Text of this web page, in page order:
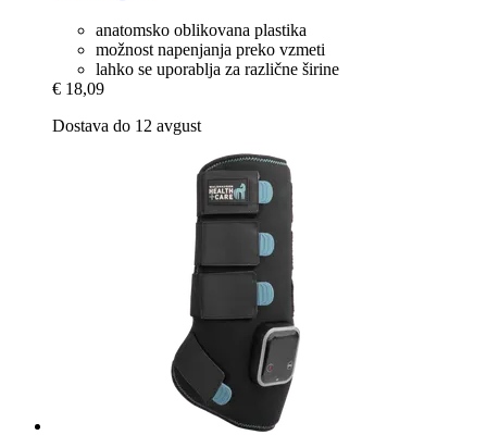
anatomsko oblikovana plastika
možnost napenjanja preko vzmeti
lahko se uporablja za različne širine
€ 18,09
Dostava do 12 avgust